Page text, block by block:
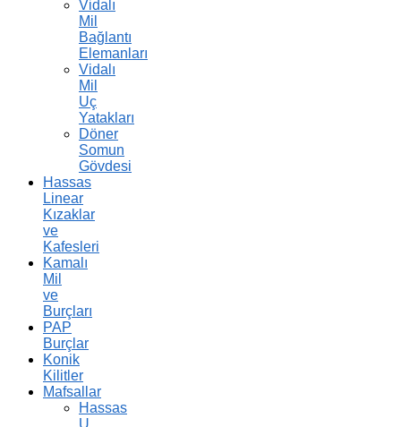
Vidalı
Mil
Bağlantı
Elemanları
Vidalı
Mil
Uç
Yatakları
Döner
Somun
Gövdesi
Hassas
Linear
Kızaklar
ve
Kafesleri
Kamalı
Mil
ve
Burçları
PAP
Burçlar
Konik
Kilitler
Mafsallar
Hassas